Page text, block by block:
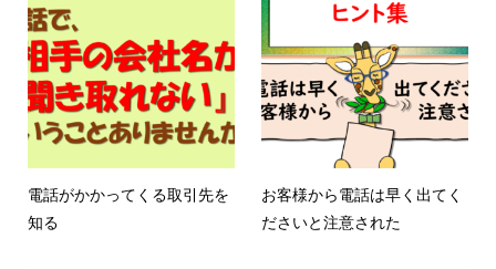
電話がかかってくる取引先を
知る
お客様から電話は早く出てく
ださいと注意された